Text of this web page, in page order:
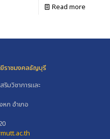
Read more
ยีราชมงคลธัญบุรี
ริมวิชาการและ
ก อำเภอ